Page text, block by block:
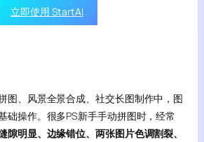
立即使用 StartAI
图、风景全景合成、社交长图制作中，图
础操作。很多PS新手手动拼图时，经常
隙明显、边缘错位、两张图片色调割裂、